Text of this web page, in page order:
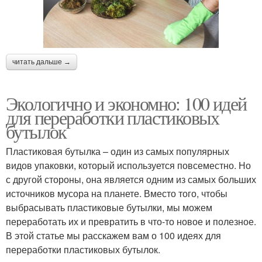
читать дальше →
Экологично и экономно: 100 идей
для переработки пластиковых
бутылок
Пластиковая бутылка – один из самых популярных
видов упаковки, который используется повсеместно. Но
с другой стороны, она является одним из самых больших
источников мусора на планете. Вместо того, чтобы
выбрасывать пластиковые бутылки, мы можем
переработать их и превратить в что-то новое и полезное.
В этой статье мы расскажем вам о 100 идеях для
переработки пластиковых бутылок.